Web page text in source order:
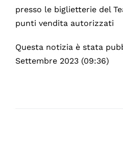
presso le biglietterie del
punti vendita autorizzati
Questa notizia è stata
Settembre 2023 (09:36)